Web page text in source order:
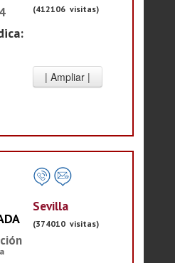
(412106 visitas)
Sevilla
(374010 visitas)